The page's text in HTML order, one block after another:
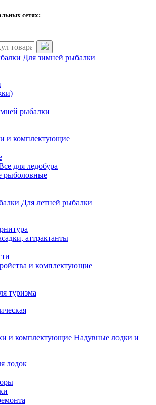
сетях:
Для зимней рыбалки
рыбалки
и комплектующие
для ледобура
рыболовные
Для летней рыбалки
аттрактанты
и комплектующие
туризма
Надувные лодки и
лодок